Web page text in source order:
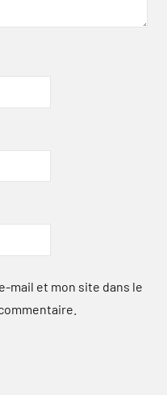
mail et mon site dans le